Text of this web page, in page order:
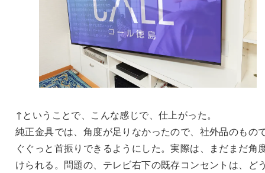
↑ということで、こんな感じで、仕上がった。
純正金具では、角度が足りなかったので、社外品のもの
ぐぐっと首振りできるようにした。実際は、まだまだ角
けられる。問題の、テレビ右下の既存コンセントは、ど